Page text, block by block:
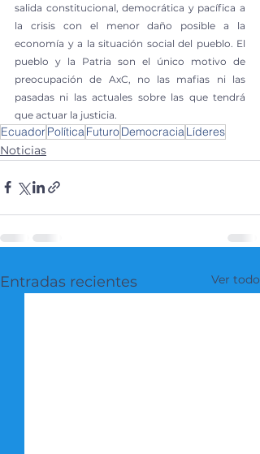
salida constitucional, democrática y pacífica a
la crisis con el menor daño posible a la
economía y a la situación social del pueblo. El
pueblo y la Patria son el único motivo de
preocupación de AxC, no las mafias ni las
pasadas ni las actuales sobre las que tendrá
que actuar la justicia.
EcuadorPolíticaFuturoDemocraciaLíderes
Noticias
Entradas recientes Ver todo